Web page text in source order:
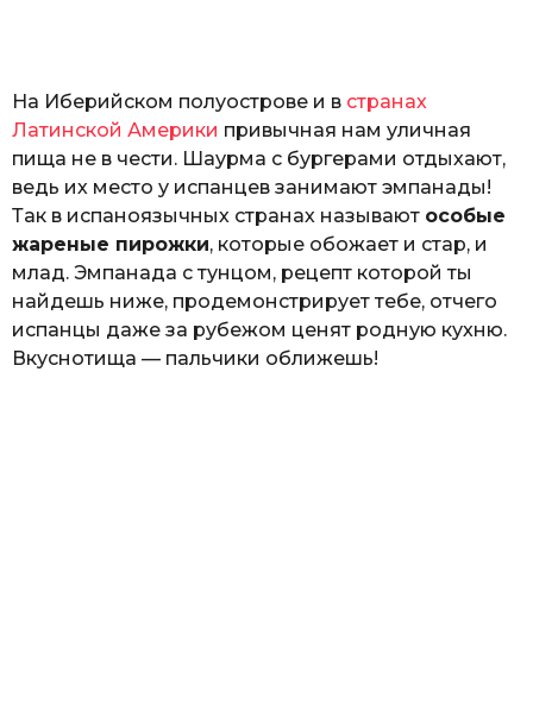
На Иберийском полуострове и в странах
Латинской Америки привычная нам уличная
пища не в чести. Шаурма с бургерами отдыхают,
ведь их место у испанцев занимают эмпанады!
Так в испаноязычных странах называют особые
жареные пирожки, которые обожает и стар, и
млад. Эмпанада с тунцом, рецепт которой ты
найдешь ниже, продемонстрирует тебе, отчего
испанцы даже за рубежом ценят родную кухню.
Вкуснотища — пальчики оближешь!